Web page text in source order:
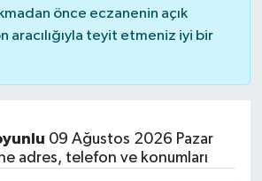
önce eczanenin açık
aracılığıyla teyit etmeniz iyi bir
09 Ağustos 2026 Pazar
adres, telefon ve konumları